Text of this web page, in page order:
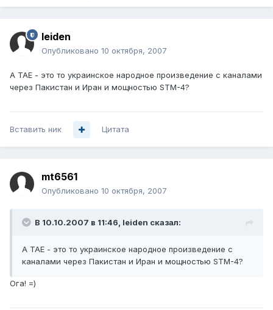
leiden
Опубликовано 10 октября, 2007
А TAE - это то украинское народное произведение с каналами
через Пакистан и Иран и мощностью STM-4?
Вставить ник Цитата
mt6561
Опубликовано 10 октября, 2007
В 10.10.2007 в 11:46, leiden сказал:
А TAE - это то украинское народное произведение с
каналами через Пакистан и Иран и мощностью STM-4?
Ога! =)